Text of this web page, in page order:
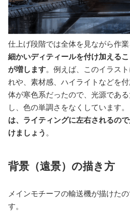
仕上げ段階では全体を見ながら作業
細かいディティールを付け加える
が増します。例えば、このイラス
れや、素材感、ハイライトなどを
体が寒色系だったので、光源であ
し、色の単調さをなくしています。
は、ライティングに左右されるの
けましょう 。
背景（遠景）の描き方
メインモチーフの輸送機が描けた
す。